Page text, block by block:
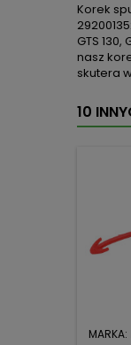
Korek
GTS
nasz
skutera
10
MARKA: